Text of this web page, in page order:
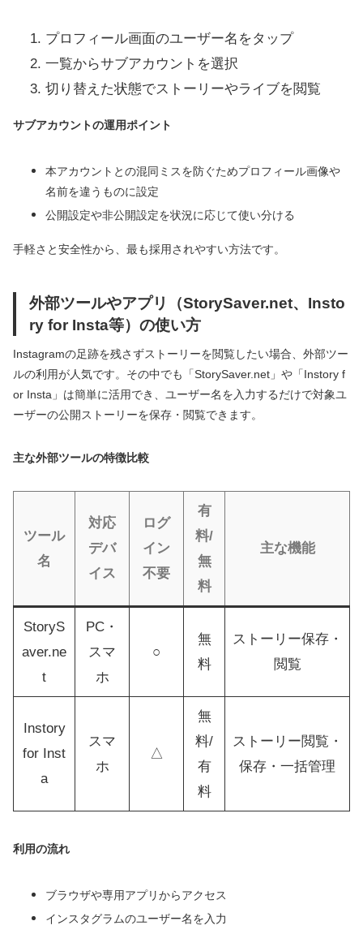
プロフィール画面のユーザー名をタップ
一覧からサブアカウントを選択
切り替えた状態でストーリーやライブを閲覧
サブアカウントの運用ポイント
本アカウントとの混同ミスを防ぐためプロフィール画像や
名前を違うものに設定
公開設定や非公開設定を状況に応じて使い分ける
手軽さと安全性から、最も採用されやすい方法です。
外部ツールやアプリ（StorySaver.net、Insto
ry for Insta等）の使い方
Instagramの足跡を残さずストーリーを閲覧したい場合、外部ツー
ルの利用が人気です。その中でも「StorySaver.net」や「Instory f
or Insta」は簡単に活用でき、ユーザー名を入力するだけで対象ユ
ーザーの公開ストーリーを保存・閲覧できます。
主な外部ツールの特徴比較
ツール
名
対応
デバ
イス
ログ
イン
不要
有
料/
無
料
主な機能
StoryS
aver.ne
t
PC・
スマ
ホ
○
無
料
ストーリー保存・
閲覧
Instory
for Inst
a
スマ
ホ
△
無
料/
有
料
ストーリー閲覧・
保存・一括管理
利用の流れ
ブラウザや専用アプリからアクセス
インスタグラムのユーザー名を入力